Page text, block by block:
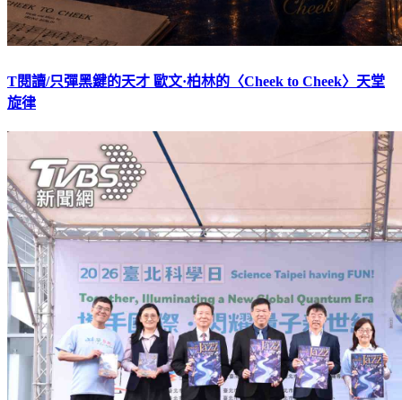
T閱讀/只彈黑鍵的天才 歐文·柏林的〈Cheek to Cheek〉天堂
旋律